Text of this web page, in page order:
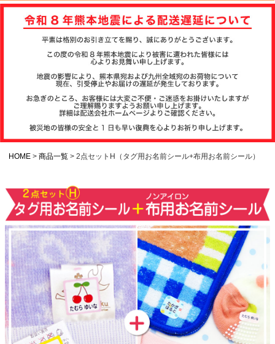
その
他
注文履歴
て
納期・発送方法
について
よくある質問
商品ガイド
会社概要
HOME 商品一覧 2点セットH（タグ用お名前シール+布用お名前シール）